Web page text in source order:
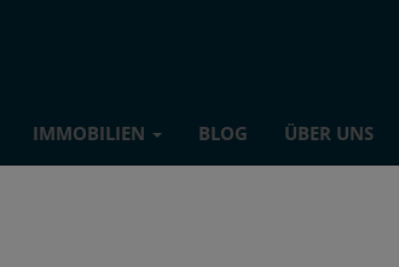
IMMOBILIEN BLOG ÜBER UNS